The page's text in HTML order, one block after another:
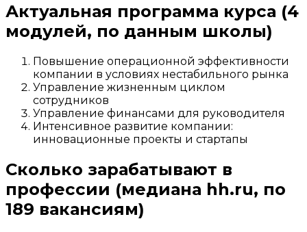
Актуальная программа курса (4
модулей, по данным школы)
Повышение операционной эффективности
компании в условиях нестабильного рынка
Управление жизненным циклом
сотрудников
Управление финансами для руководителя
Интенсивное развитие компании:
инновационные проекты и стартапы
Сколько зарабатывают в
профессии (медиана hh.ru, по
189 вакансиям)